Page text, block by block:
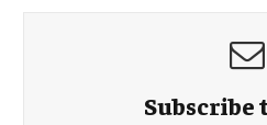
Subscribe